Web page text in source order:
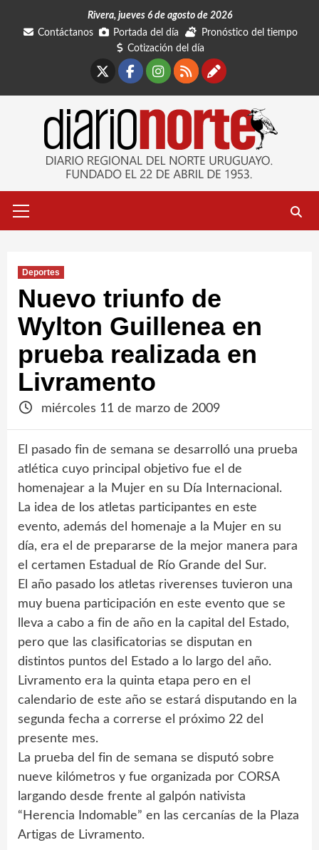
Rivera, jueves 6 de agosto de 2026
Contáctanos
Portada del día
Pronóstico del tiempo
Cotización del día
Facebook
Instagram
RSSContáctanos
primario
Deportes
Nuevo triunfo de
Wylton Guillenea en
prueba realizada en
Livramento
miércoles 11 de marzo de 2009
El pasado fin de semana se desarrolló una prueba
atlética cuyo principal objetivo fue el de
homenajear a la Mujer en su Día Internacional.
La idea de los atletas participantes en este
evento, además del homenaje a la Mujer en su
día, era el de prepararse de la mejor manera para
el certamen Estadual de Río Grande del Sur.
El año pasado los atletas riverenses tuvieron una
muy buena participación en este evento que se
lleva a cabo a fin de año en la capital del Estado,
pero que las clasificatorias se disputan en
distintos puntos del Estado a lo largo del año.
Livramento era la quinta etapa pero en el
calendario de este año se estará disputando en la
segunda fecha a correrse el próximo 22 del
presente mes.
La prueba del fin de semana se disputó sobre
nueve kilómetros y fue organizada por CORSA
largando desde frente al galpón nativista
“Herencia Indomable” en las cercanías de la Plaza
Artigas de Livramento.